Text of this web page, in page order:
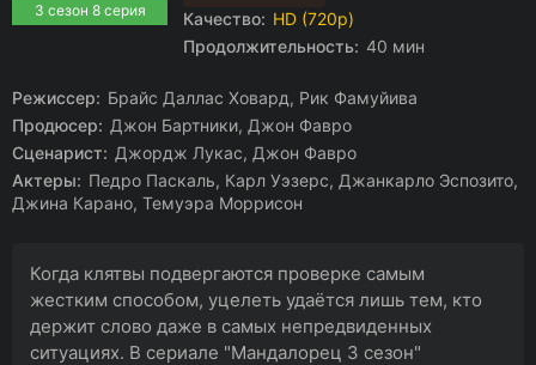
3 сезон 8 серия Качество: HD (720p)
Продолжительность: 40 мин
Режиссер: Брайс Даллас Ховард, Рик Фамуйива
Продюсер: Джон Бартники, Джон Фавро
Сценарист: Джордж Лукас, Джон Фавро
Актеры: Педро Паскаль, Карл Уэзерс, Джанкарло Эспозито,
Джина Карано, Темуэра Моррисон
Когда клятвы подвергаются проверке самым
жестким способом, уцелеть удаётся лишь тем, кто
держит слово даже в самых непредвиденных
ситуациях. В сериале "Мандалорец 3 сезон"